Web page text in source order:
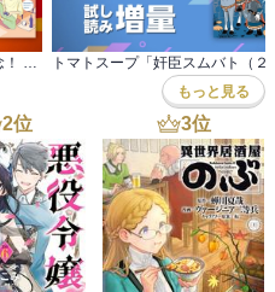
「抱きたい女と抱かれたい男」新刊記念！ 話題の恋愛＆日常コメディマンガ特集！無料+割引
もっと見る
2位 3位